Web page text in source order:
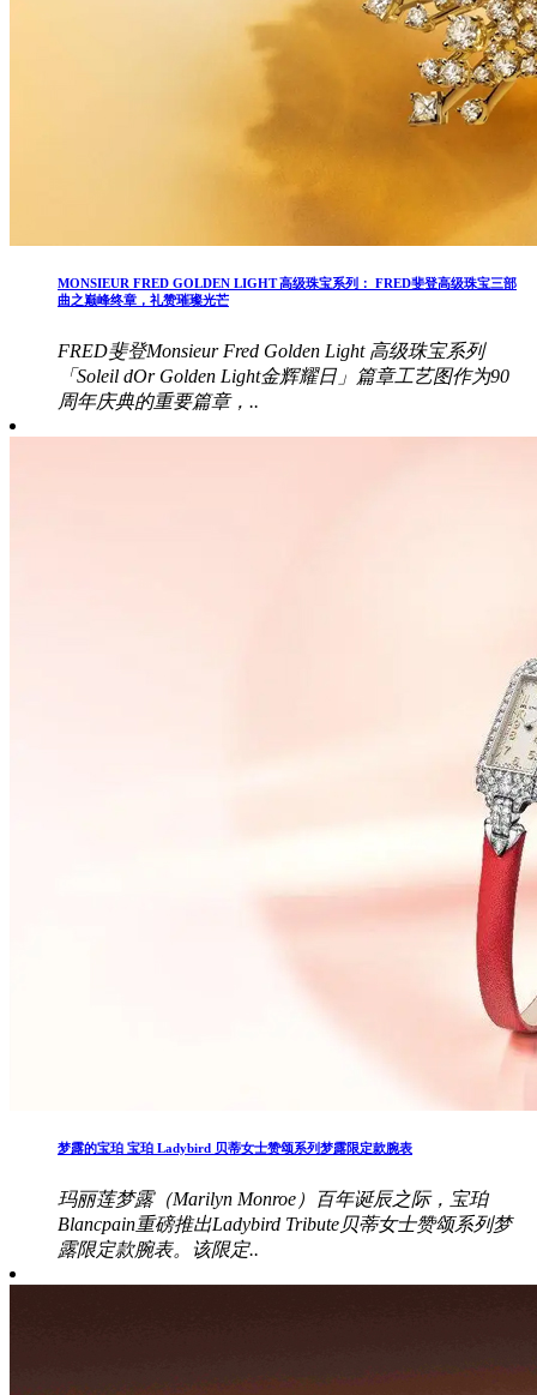
MONSIEUR FRED GOLDEN LIGHT 高级珠宝系列： FRED斐登高级珠宝三部
曲之巅峰终章，礼赞璀璨光芒
FRED斐登Monsieur Fred Golden Light 高级珠宝系列
「Soleil dOr Golden Light金辉耀日」篇章工艺图作为90
周年庆典的重要篇章，..
梦露的宝珀 宝珀 Ladybird 贝蒂女士赞颂系列梦露限定款腕表
玛丽莲梦露（Marilyn Monroe）百年诞辰之际，宝珀
Blancpain重磅推出Ladybird Tribute贝蒂女士赞颂系列梦
露限定款腕表。该限定..